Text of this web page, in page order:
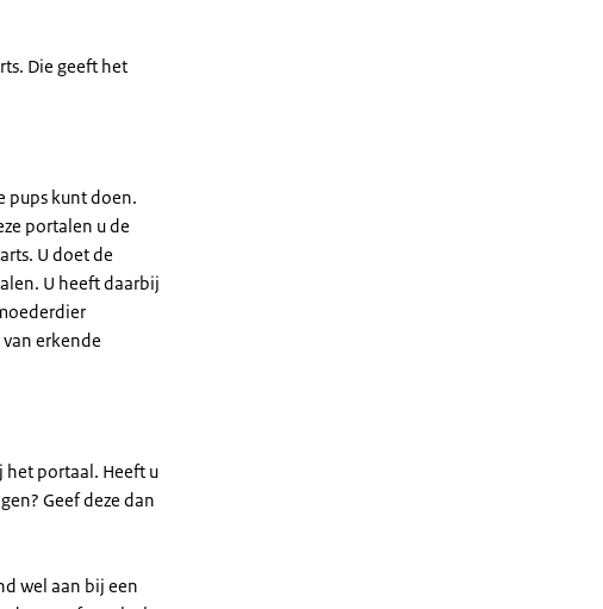
Die geeft het
pups kunt doen.
portalen u de
U doet de
U heeft daarbij
erkende
het portaal. Heeft u
Geef deze dan
wel aan bij een